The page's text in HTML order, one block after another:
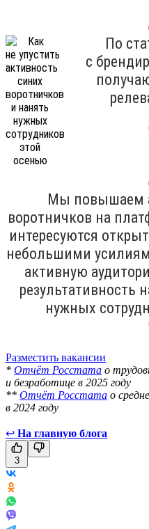
По
с
Мы повышаем
воротничков на
интересуются
небольшими
активную
результативность
нужных
Разместить вакансии
* Отчёт Росстата о
и безработице в 2025 году
** Отчёт Росстата о
в 2024 году
↩ На главную блога
3